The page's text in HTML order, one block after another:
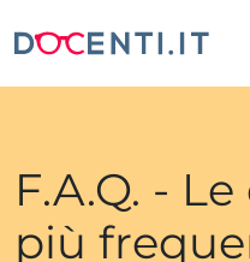
F.A.Q. -
più